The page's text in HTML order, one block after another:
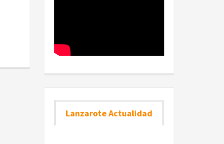
Lanzarote Actualidad